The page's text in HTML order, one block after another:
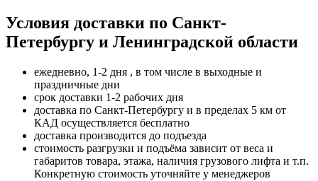
Условия доставки по Санкт-
Петербургу и Ленинградской области
ежедневно, 1-2 дня , в том числе в выходные и
праздничные дни
срок доставки 1-2 рабочих дня
доставка по Санкт-Петербургу и в пределах 5 км от
КАД осуществляется бесплатно
доставка производится до подъезда
стоимость разгрузки и подъёма зависит от веса и
габаритов товара, этажа, наличия грузового лифта и т.п.
Конкретную стоимость уточняйте у менеджеров